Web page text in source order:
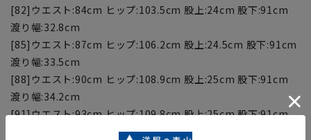
[82]ウエスト:84cm ヒップ:103.5cm 股上:24cm 股下:91cm
渡り幅:32.8cm
[85]ウエスト:87cm ヒップ:106.2cm 股上:24.5cm 股下:91cm
渡り幅:33.5cm
[88]ウエスト:90cm ヒップ:108.9cm 股上:25cm 股下:91cm
渡り幅:34.2cm
[91]ウエスト:93cm ヒップ:109.8cm 股上:25cm 股下:91cm